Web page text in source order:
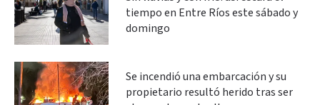
tiempo en Entre Ríos este sábado y
domingo
Se incendió una embarcación y su
propietario resultó herido tras ser